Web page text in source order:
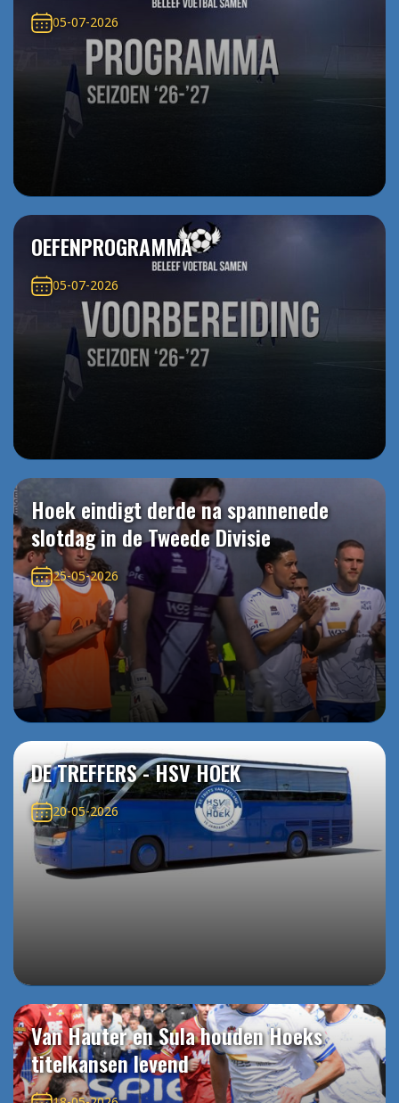
05-07-2026
OEFENPROGRAMMA
05-07-2026
Hoek eindigt derde na spannenede
slotdag in de Tweede Divisie
25-05-2026
DE TREFFERS - HSV HOEK
20-05-2026
Van Hauter en Sula houden Hoeks
titelkansen levend